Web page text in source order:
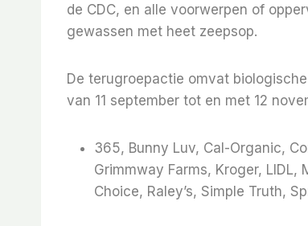
de CDC, en alle voorwerpen of
gewassen met heet zeepsop.
De terugroepactie omvat
van 11 september tot en met 12
365, Bunny Luv, Cal-Organic,
Grimmway Farms, Kroger, LIDL,
Choice, Raley’s, Simple Truth,